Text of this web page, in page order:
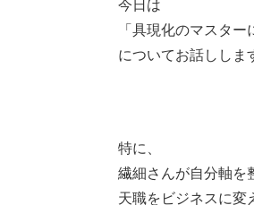
今日は
「具現化のマスタ
についてお話ししま
特に、
繊細さんが自分軸を
天職をビジネスに変